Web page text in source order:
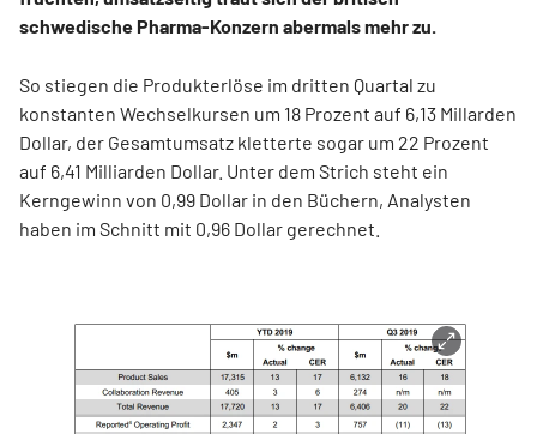
schwedische Pharma-Konzern abermals mehr zu.
So stiegen die Produkterlöse im dritten Quartal zu
konstanten Wechselkursen um 18 Prozent auf 6,13 Millarden
Dollar, der Gesamtumsatz kletterte sogar um 22 Prozent
auf 6,41 Milliarden Dollar. Unter dem Strich steht ein
Kerngewinn von 0,99 Dollar in den Büchern, Analysten
haben im Schnitt mit 0,96 Dollar gerechnet.